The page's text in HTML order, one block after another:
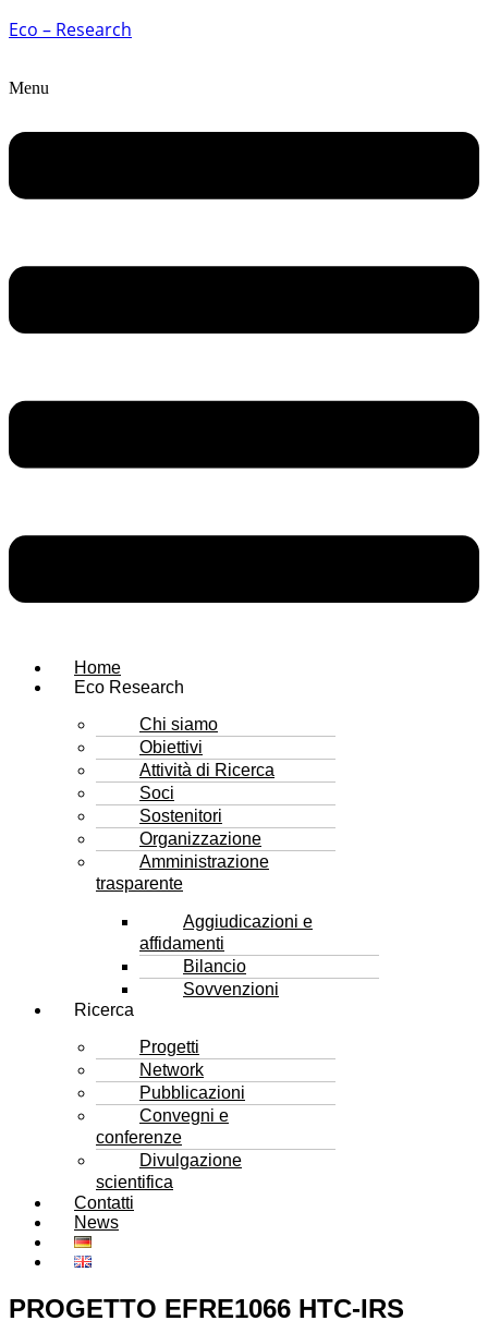
Eco – Research
Menu
Home
Eco Research
Chi siamo
Obiettivi
Attività di Ricerca
Soci
Sostenitori
Organizzazione
Amministrazione
trasparente
Aggiudicazioni e
affidamenti
Bilancio
Sovvenzioni
Ricerca
Progetti
Network
Pubblicazioni
Convegni e
conferenze
Divulgazione
scientifica
Contatti
News
PROGETTO EFRE1066 HTC-IRS